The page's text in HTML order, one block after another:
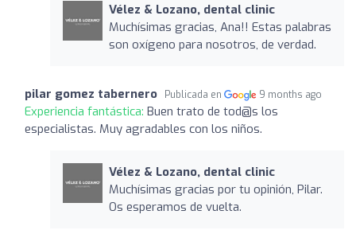
Vélez & Lozano, dental clinic
Muchísimas gracias, Ana!! Estas palabras
son oxígeno para nosotros, de verdad.
pilar gomez tabernero Publicada en 9 months ago
Experiencia fantástica: Buen trato de tod@s los
especialistas. Muy agradables con los niños.
Vélez & Lozano, dental clinic
Muchísimas gracias por tu opinión, Pilar.
Os esperamos de vuelta.